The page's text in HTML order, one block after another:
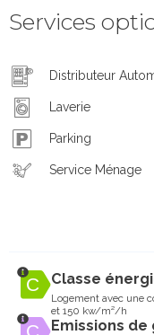
Services
Distributeur
Laverie
Parking
Service Ménage
Classe
Logement avec une
et 150 kw/m²/h
Emissions